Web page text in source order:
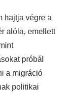
hajtja végre a
alóla, emellett
próbál
a migráció
politikai